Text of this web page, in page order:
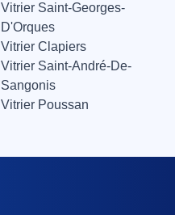
Vitrier Saint-Georges-
D'Orques
Vitrier Clapiers
Vitrier Saint-André-De-
Sangonis
Vitrier Poussan